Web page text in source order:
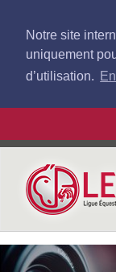
Notre site
uniquement
d’utilisation.
Aller
contenu
principal